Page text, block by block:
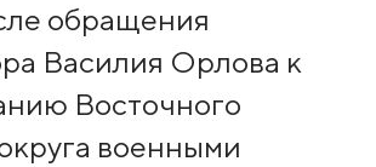
обращения
Василия Орлова к
Восточного
военными